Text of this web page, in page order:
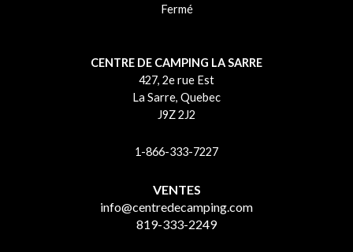
Fermé
CENTRE DE CAMPING LA SARRE
427, 2e rue Est
La Sarre, Quebec
J9Z 2J2
1-866-333-7227
VENTES
info@centredecamping.com
819-333-2249